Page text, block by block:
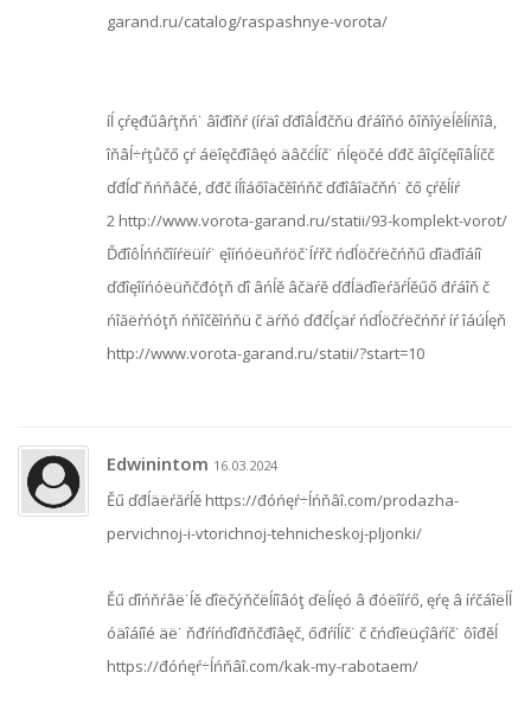
garand.ru/catalog/raspashnye-vorota/
íĺ çŕęđűâŕţňń˙ âîđîňŕ (íŕäî ďđîâĺđčňü đŕáîňó ôîňîýëĺěĺíňîâ,
îňâĺ÷ŕţůčő çŕ áëîęčđîâęó äâčćĺíč˙ ńĺęöčé ďđč âîçíčęíîâĺíčč
ďđĺď˙ňńňâčé, ďđč íĺîáőîäčěîńňč ďđîâîäčňń˙ čő çŕěĺíŕ
2 http://www.vorota-garand.ru/statii/93-komplekt-vorot/
Ďđîôĺńńčîíŕëüíŕ˙ ęîíńóëüňŕöč˙Íŕřč ńďĺöčŕëčńňű ďîäđîáíî
ďđîęîíńóëüňčđóţň ďî âńĺě âčäŕě ďđĺäďîëŕăŕĺěűő đŕáîň č
ńîăëŕńóţň ńňîčěîńňü č äŕňó ďđčĺçäŕ ńďĺöčŕëčńňŕ íŕ îáúĺęň
http://www.vorota-garand.ru/statii/?start=10
Edwinintom 16.03.2024
Ěű ďđĺäëŕăŕĺě https://đóńęŕ÷ĺńňâî.com/prodazha-
pervichnoj-i-vtorichnoj-tehnicheskoj-pljonki/
Ěű ďîńňŕâë˙ĺě ďîëčýňčëĺíîâóţ ďëĺíęó â đóëîíŕő, ęŕę â íŕčáîëĺĺ
óäîáíîé äë˙ ňđŕíńďîđňčđîâęč, őđŕíĺíč˙ č čńďîëüçîâŕíč˙ ôîđěĺ
https://đóńęŕ÷ĺńňâî.com/kak-my-rabotaem/